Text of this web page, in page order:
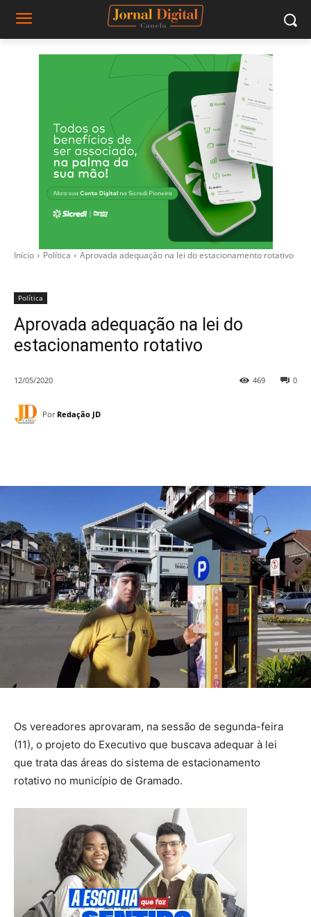
Início Política Aprovada adequação na lei do estacionamento rotativo
Política
Aprovada adequação na lei do
estacionamento rotativo
12/05/2020 0
469
Por Redação JD
Os vereadores aprovaram, na sessão de segunda-feira
(11), o projeto do Executivo que buscava adequar à lei
que trata das áreas do sistema de estacionamento
rotativo no município de Gramado.